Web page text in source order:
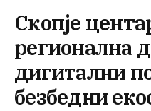
Скопје
регионална
дигитални
безбедни